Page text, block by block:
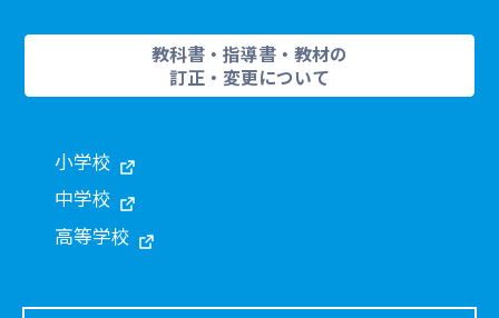
教科書・指導書・教材の
訂正・変更について
小学校
中学校
高等学校